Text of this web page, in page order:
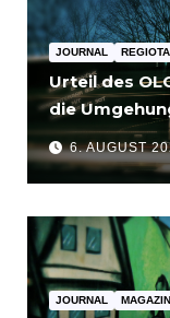
JOURNAL
Urteil des
die
für
6. AUGUST
JOURNAL MAGAZIN